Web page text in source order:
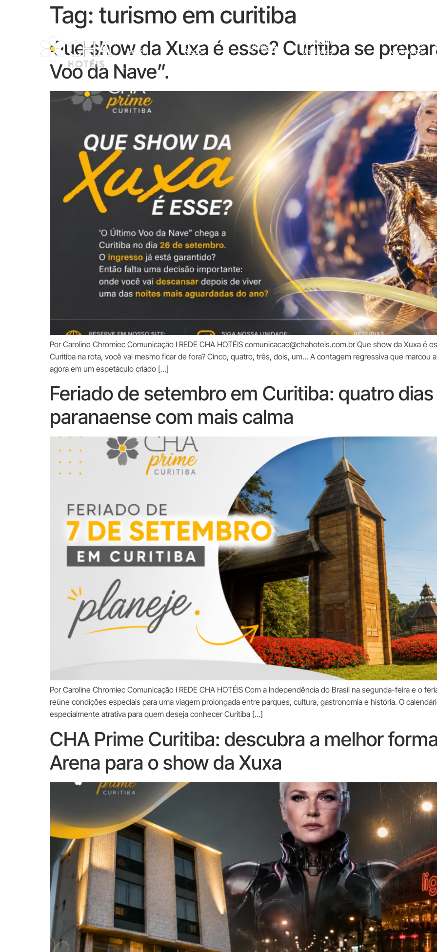
CHA
Hotéis
Sobre A
Rede
Unidades
Galeria Das
Unidades
Entre
Vivências
Tag: turismo em curitiba
Que show da Xuxa é esse? Curitiba se
Voo da Nave”.
Por Caroline Chromiec Comunicação I REDE CHA HOTÉIS comunicacao@chahoteis.com.br Que show da Xuxa é
Curitiba na rota, você vai mesmo ficar de fora? Cinco, quatro, três, dois, um… A contagem regressiva que marcou
agora em um espetáculo criado […]
Feriado de setembro em Curitiba: quatro
paranaense com mais calma
Por Caroline Chromiec Comunicação I REDE CHA HOTÉIS Com a Independência do Brasil na segunda-feira e o
reúne condições especiais para uma viagem prolongada entre parques, cultura, gastronomia e história. O
especialmente atrativa para quem deseja conhecer Curitiba […]
CHA Prime Curitiba: descubra a melhor
Arena para o show da Xuxa